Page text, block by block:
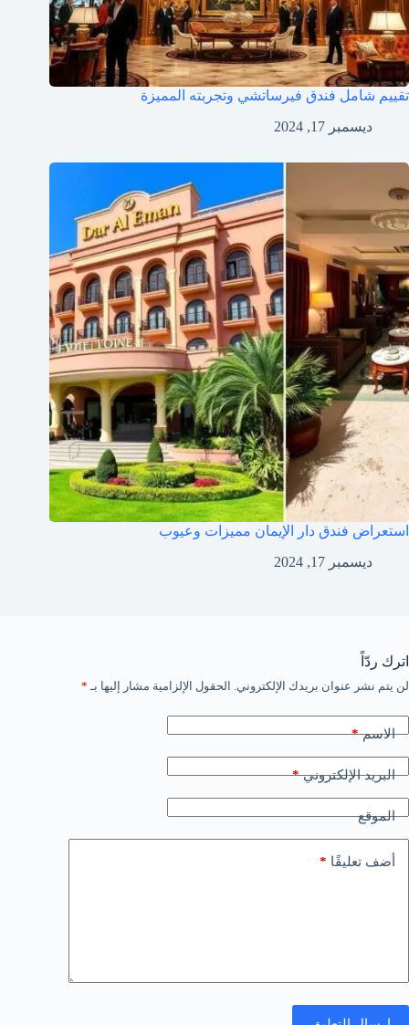
تقييم شامل فندق فيرساتشي وتجربته المميزة
ديسمبر 17, 2024
استعراض فندق دار الإيمان مميزات وعيوب
ديسمبر 17, 2024
اترك ردّاً
لن يتم نشر عنوان بريدك الإلكتروني. الحقول الإلزامية مشار إليها بـ *
الاسم*
البريد الإلكتروني*
الموقع
أضف تعليقًا *